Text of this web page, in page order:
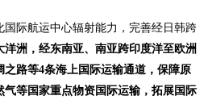
国际航运中心辐射能力，完善经日韩跨
洋洲，经东南亚、南亚跨印度洋至欧洲
路等4条海上国际运输通道，保障原
等国家重点物资国际运输，拓展国际